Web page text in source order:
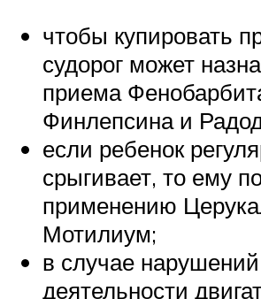
чтобы купировать
судорог может
приема
Финлепсина и
если ребенок
срыгивает, то ему
применению
Мотилиум;
в случае нарушений
деятельности